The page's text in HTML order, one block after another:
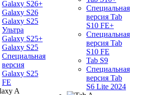
Galaxy S26+
Galaxy S26
Galaxy S25
Ультра
Galaxy S25+
Galaxy S25
Специальная
версия
Galaxy S25
FE
Специальная
версия Tab
S10 FE+
Специальная
версия Tab
S10 FE
Tab S9
Специальная
версия Tab
S6 Lite 2024